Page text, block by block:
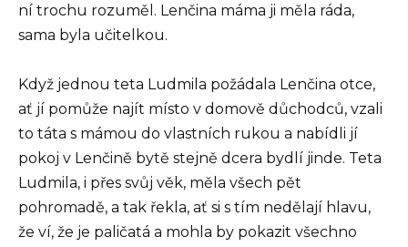
ní trochu rozuměl. Lenčina máma ji měla ráda,
sama byla učitelkou.
Když jednou teta Ludmila požádala Lenčina otce,
ať jí pomůže najít místo v domově důchodců, vzali
to táta s mámou do vlastních rukou a nabídli jí
pokoj v Lenčině bytě stejně dcera bydlí jinde. Teta
Ludmila, i přes svůj věk, měla všech pět
pohromadě, a tak řekla, ať si s tím nedělají hlavu,
že ví, že je paličatá a mohla by pokazit všechno